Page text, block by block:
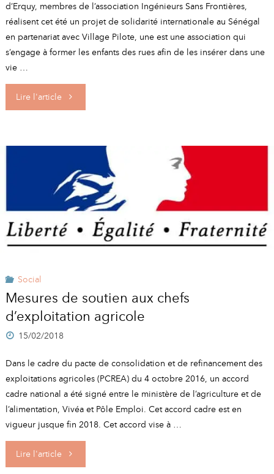
d’Erquy, membres de l’association Ingénieurs Sans Frontières,
réalisent cet été un projet de solidarité internationale au Sénégal
en partenariat avec Village Pilote, une est une association qui
s’engage à former les enfants des rues afin de les insérer dans une
vie …
Lire l'article"Projet
et
agricole
au
Sénégal"
Social
Mesures de soutien aux chefs
d’exploitation agricole
15/02/2018
Dans le cadre du pacte de consolidation et de refinancement des
exploitations agricoles (PCREA) du 4 octobre 2016, un accord
cadre national a été signé entre le ministère de l’agriculture et de
l’alimentation, Vivéa et Pôle Emploi. Cet accord cadre est en
vigueur jusque fin 2018. Cet accord vise à …
Lire l'article"Mesures